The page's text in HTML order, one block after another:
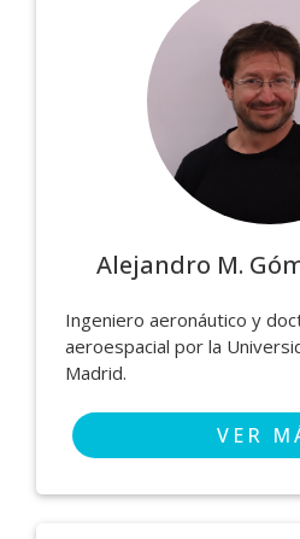
Alejandro M.
Ingeniero aeronáutico y
aeroespacial por la
Madrid.
VER